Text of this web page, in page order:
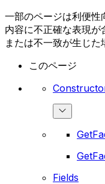
一部のページは利便性
内容に不正確な表現
または不一致が生じた
このページ
Fields